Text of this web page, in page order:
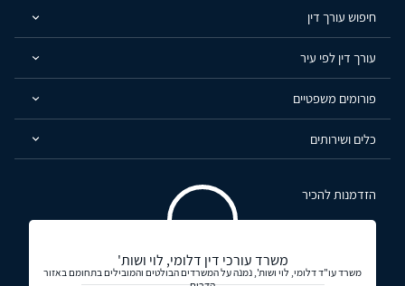
חיפוש עורך דין
עורך דין לפי עיר
פורומים משפטיים
כלים ושירותים
הזדמנות להכיר
משרד עורכי דין דלומי, לוי ושות'
משרד עו"ד דלומי, לוי ושות', נמנה על המשרדים הבולטים והמובילים בתחומם באזור